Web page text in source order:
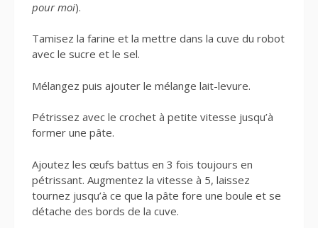
pour moi).
Tamisez la farine et la mettre dans la cuve du robot
avec le sucre et le sel.
Mélangez puis ajouter le mélange lait-levure.
Pétrissez avec le crochet à petite vitesse jusqu’à
former une pâte.
Ajoutez les œufs battus en 3 fois toujours en
pétrissant. Augmentez la vitesse à 5, laissez
tournez jusqu’à ce que la pâte fore une boule et se
détache des bords de la cuve.